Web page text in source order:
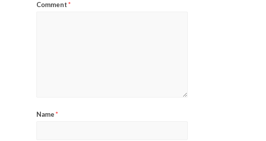
Comment*
Name*